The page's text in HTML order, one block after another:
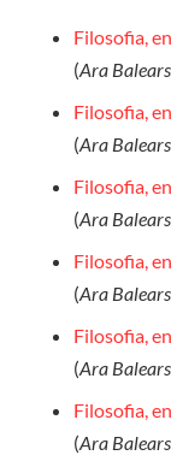
Filosofia,
(Ara Balears
Filosofia,
(Ara Balears
Filosofia,
(Ara Balears
Filosofia,
(Ara Balears
Filosofia,
(Ara Balears
Filosofia,
(Ara Balears